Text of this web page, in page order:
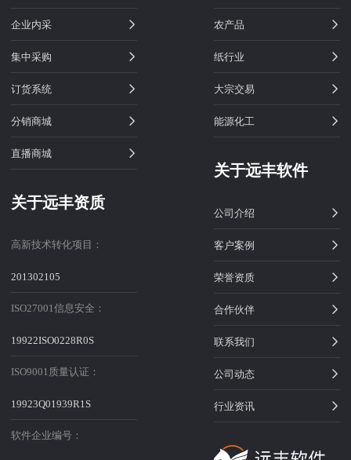
企业内采
集中采购
订货系统
分销商城
直播商城
关于远丰资质
高新技术转化项目：
201302105
ISO27001信息安全：
19922ISO0228R0S
ISO9001质量认证：
19923Q01939R1S
软件企业编号：
农产品
纸行业
大宗交易
能源化工
关于远丰软件
公司介绍
客户案例
荣誉资质
合作伙伴
联系我们
公司动态
行业资讯